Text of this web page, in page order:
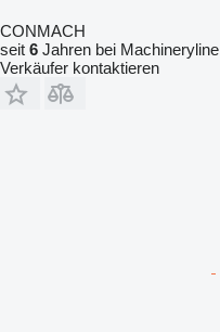
CONMACH
seit 6 Jahren bei Machineryline
Verkäufer kontaktieren